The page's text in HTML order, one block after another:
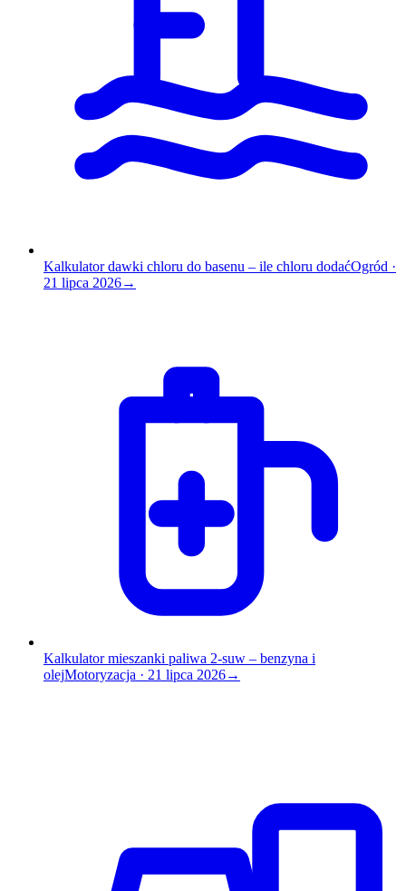
Kalkulator dawki chloru do basenu – ile chloru dodaćOgród ·
21 lipca 2026→
Kalkulator mieszanki paliwa 2-suw – benzyna i
olejMotoryzacja · 21 lipca 2026→